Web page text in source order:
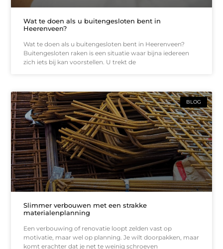
Wat te doen als u buitengesloten bent in
Heerenveen?
Wat te doen als u buitengesloten bent in Heerenveen?
Buitengesloten raken is een situatie waar bijna iedereen
zich iets bij kan voorstellen. U trekt de
BLOG
Slimmer verbouwen met een strakke
materialenplanning
Een verbouwing of renovatie loopt zelden vast op
motivatie, maar wel op planning. Je wilt doorpakken, maar
komt erachter dat je net te weinig schroeven